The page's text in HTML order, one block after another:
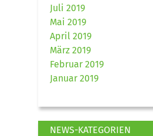
Juli 2019
Mai 2019
April 2019
März 2019
Februar 2019
Januar 2019
NEWS-KATEGORIEN